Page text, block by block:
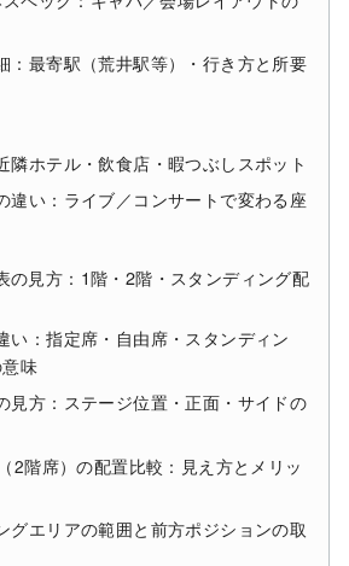
：最寄駅（荒井駅等）・行き方と所要
隣ホテル・飲食店・暇つぶしスポット
違い：ライブ／コンサートで変わる座
の見方：1階・2階・スタンディング配
い：指定席・自由席・スタンディン
味
見方：ステージ位置・正面・サイドの
2階席）の配置比較：見え方とメリッ
グエリアの範囲と前方ポジションの取